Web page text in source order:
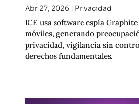
Abr 27, 2026| Privacidad
ICE usa software espía
móviles, generando
privacidad, vigilancia sin
derechos fundamentales.